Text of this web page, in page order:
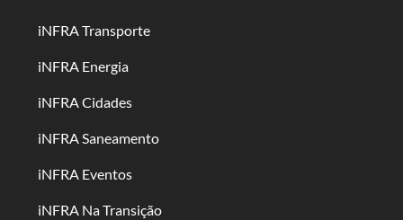
iNFRA Transporte
iNFRA Energia
iNFRA Cidades
iNFRA Saneamento
iNFRA Eventos
iNFRA Na Transição